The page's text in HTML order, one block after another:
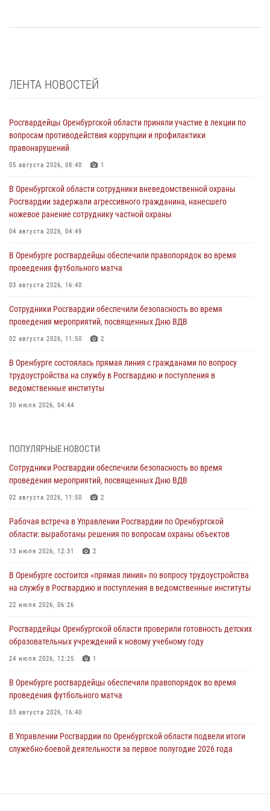
ЛЕНТА НОВОСТЕЙ
Росгвардейцы Оренбургской области приняли участие в лекции по
вопросам противодействия коррупции и профилактики
правонарушений
05 августа 2026, 08:40 1
В Оренбургской области сотрудники вневедомственной охраны
Росгвардии задержали агрессивного гражданина, нанесшего
ножевое ранение сотруднику частной охраны
04 августа 2026, 04:49
В Оренбурге росгвардейцы обеспечили правопорядок во время
проведения футбольного матча
03 августа 2026, 16:40
Сотрудники Росгвардии обеспечили безопасность во время
проведения мероприятий, посвященных Дню ВДВ
02 августа 2026, 11:50 2
В Оренбурге состоялась прямая линия с гражданами по вопросу
трудоустройства на службу в Росгвардию и поступления в
ведомственные институты
30 июля 2026, 04:44
28 июля 2026, 09:41 1
Росгвардейцы обеспечили правопорядок на праздновании Дня
ВМФ в Оренбурге
27 июля 2026, 14:36 2
Росгвардейцы предотвратили трагедию: спасен мужчина в тяжелой
жизненной ситуации (ВИДЕО)
26 июля 2026, 14:45 1
Росгвардейцы Оренбургской области проверили готовность детских
образовательных учреждений к новому учебному году
24 июля 2026, 12:25
При силовой поддержке ОМОН «Кобра» Росгвардии в Оренбурге
проведён рейд по строительным объектам
23 июля 2026, 10:47
ПОПУЛЯРНЫЕ НОВОСТИ
Сотрудники Росгвардии обеспечили безопасность во время
проведения мероприятий, посвященных Дню ВДВ
02 августа 2026, 11:50 2
Рабочая встреча в Управлении Росгвардии по Оренбургской
области: выработаны решения по вопросам охраны объектов
13 июля 2026, 12:31 2
В Оренбурге состоится «прямая линия» по вопросу трудоустройства
на службу в Росгвардию и поступления в ведомственные институты
22 июля 2026, 06:26
Росгвардейцы Оренбургской области проверили готовность детских
образовательных учреждений к новому учебному году
24 июля 2026, 12:25 1
В Оренбурге росгвардейцы обеспечили правопорядок во время
проведения футбольного матча
03 августа 2026, 16:40
В Управлении Росгвардии по Оренбургской области подвели итоги
служебно-боевой деятельности за первое полугодие 2026 года